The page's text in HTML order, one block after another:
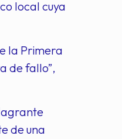
local cuya
la Primera
de fallo”,
de una